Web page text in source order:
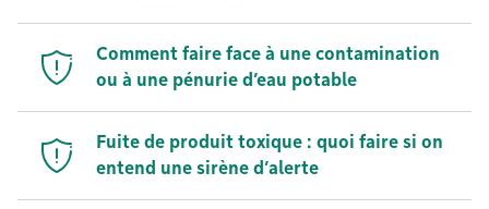
Comment faire face à une contamination
ou à une pénurie d’eau potable
Fuite de produit toxique : quoi faire si on
entend une sirène d’alerte